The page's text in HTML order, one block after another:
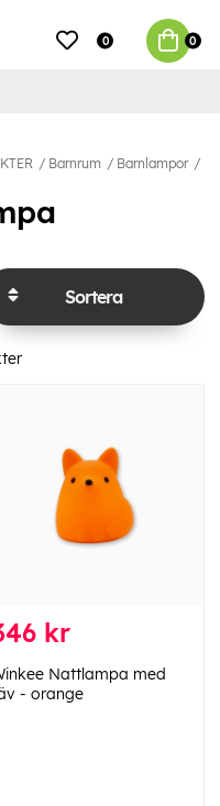
0 0
Barnrum Barnlampor
Sortera
kr
Nattlampa med
- orange